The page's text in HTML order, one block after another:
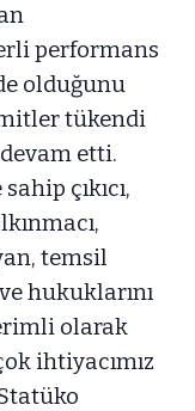
performans
olduğunu
tükendi
etti.
çıkıcı,
temsil
hukuklarını
olarak
ihtiyacımız